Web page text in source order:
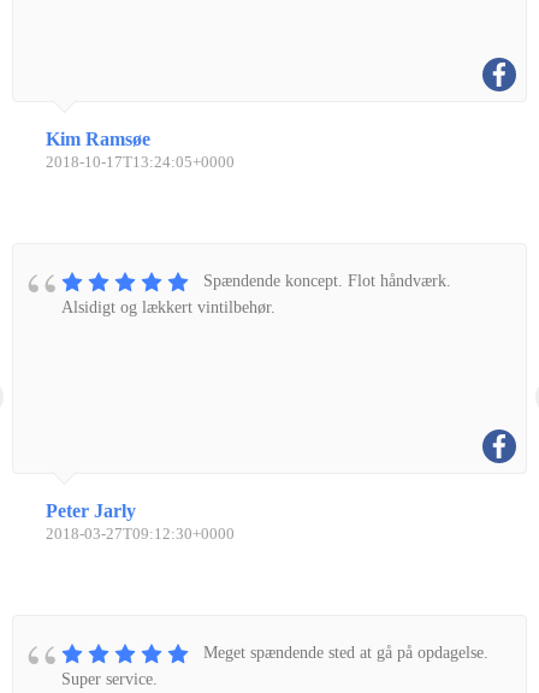
Kim Ramsøe
2018-10-17T13:24:05+0000
Spændende koncept. Flot håndværk.
Alsidigt og lækkert vintilbehør.
Peter Jarly
2018-03-27T09:12:30+0000
Meget spændende sted at gå på opdagelse.
Super service.